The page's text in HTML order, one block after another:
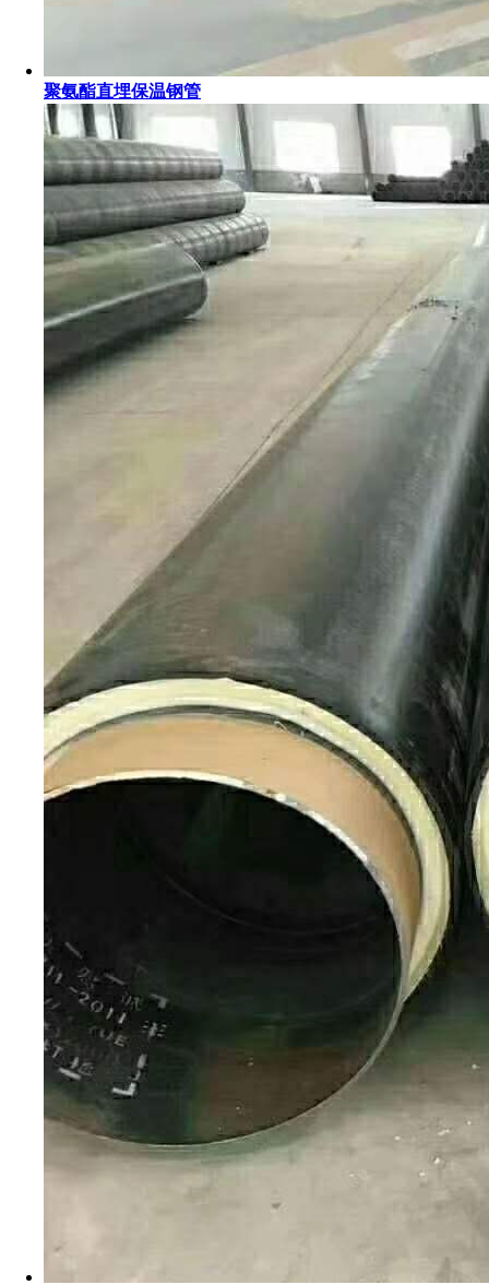
聚氨酯直埋保温钢管